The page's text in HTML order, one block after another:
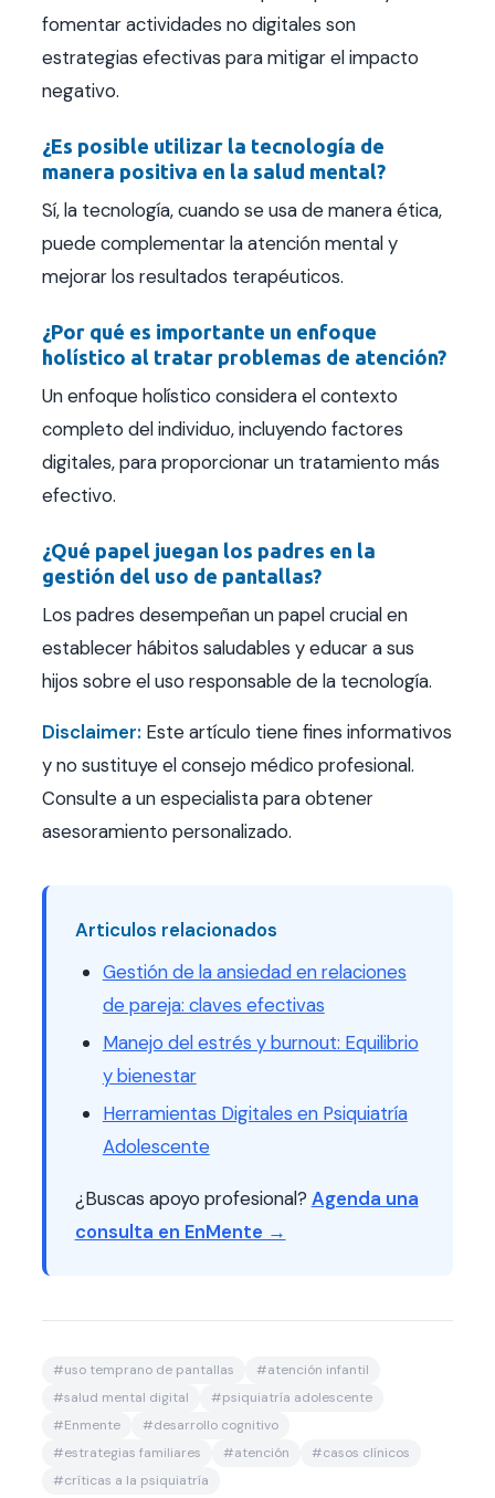
fomentar actividades no digitales son
estrategias efectivas para mitigar el impacto
negativo.
¿Es posible utilizar la tecnología de
manera positiva en la salud mental?
Sí, la tecnología, cuando se usa de manera ética,
puede complementar la atención mental y
mejorar los resultados terapéuticos.
¿Por qué es importante un enfoque
holístico al tratar problemas de atención?
Un enfoque holístico considera el contexto
completo del individuo, incluyendo factores
digitales, para proporcionar un tratamiento más
efectivo.
¿Qué papel juegan los padres en la
gestión del uso de pantallas?
Los padres desempeñan un papel crucial en
establecer hábitos saludables y educar a sus
hijos sobre el uso responsable de la tecnología.
Disclaimer: Este artículo tiene fines informativos
y no sustituye el consejo médico profesional.
Consulte a un especialista para obtener
asesoramiento personalizado.
Articulos relacionados
Gestión de la ansiedad en relaciones
de pareja: claves efectivas
Manejo del estrés y burnout: Equilibrio
y bienestar
Herramientas Digitales en Psiquiatría
Adolescente
¿Buscas apoyo profesional? Agenda una
consulta en EnMente →
#uso temprano de pantallas #atención infantil
#salud mental digital #psiquiatría adolescente
#Enmente #desarrollo cognitivo
#estrategias familiares #atención #casos clínicos
#críticas a la psiquiatría